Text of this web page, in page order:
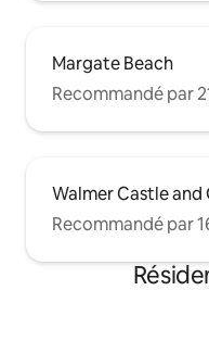
Margate Beach
Recommandé par
Walmer Castle and
Recommandé par